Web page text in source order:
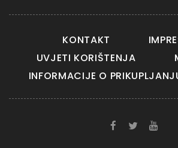
KONTAKT
UVJETI KORIŠTENJA
INFORMACIJE O